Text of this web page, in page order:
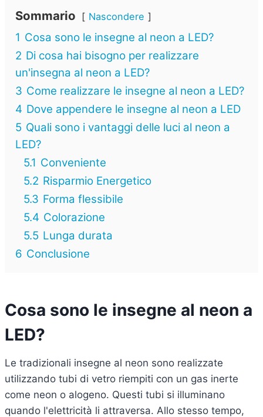
Sommario Nascondere
1 Cosa sono le insegne al neon a LED?
2 Di cosa hai bisogno per realizzare
un'insegna al neon a LED?
3 Come realizzare le insegne al neon a LED?
4 Dove appendere le insegne al neon a LED
5 Quali sono i vantaggi delle luci al neon a
LED?
5.1 Conveniente
5.2 Risparmio Energetico
5.3 Forma flessibile
5.4 Colorazione
5.5 Lunga durata
6 Conclusione
Cosa sono le insegne al neon a
LED?
Le tradizionali insegne al neon sono realizzate
utilizzando tubi di vetro riempiti con un gas inerte
come neon o alogeno. Questi tubi si illuminano
quando l'elettricità li attraversa. Allo stesso tempo,